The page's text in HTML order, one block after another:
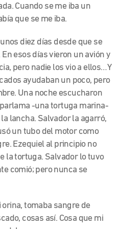
Cuando se me iba un
que se me iba.
diez días desde que se
esos días vieron un avión y
pero nadie los vio a ellos…Y
ayudaban un poco, pero
Una noche escucharon
-una tortuga marina-
lancha. Salvador la agarró,
un tubo del motor como
Ezequiel al principio no
la tortuga. Salvador lo tuvo
comió; pero nunca se
orina, tomaba sangre de
cosas así. Cosa que mi